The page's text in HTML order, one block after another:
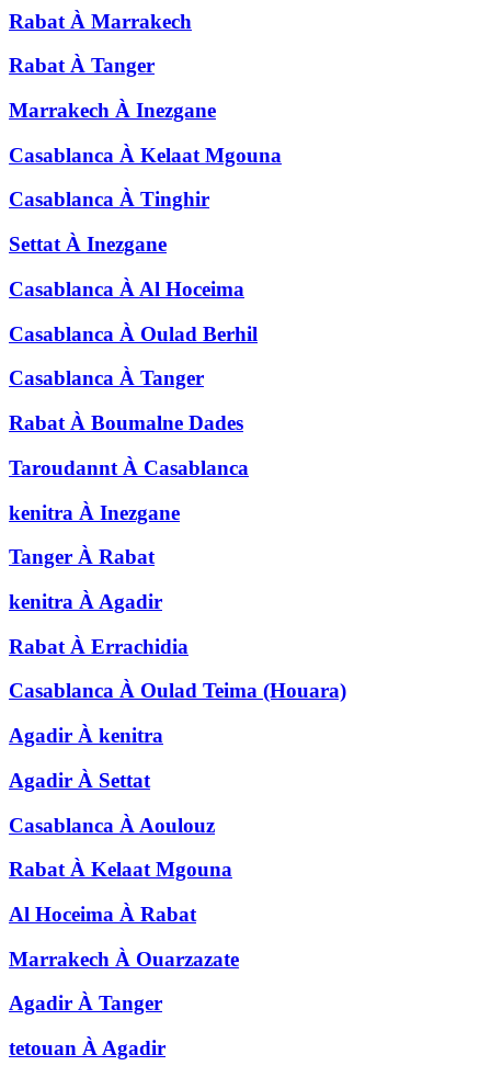
Rabat À Marrakech
Rabat À Tanger
Marrakech À Inezgane
Casablanca À Kelaat Mgouna
Casablanca À Tinghir
Settat À Inezgane
Casablanca À Al Hoceima
Casablanca À Oulad Berhil
Casablanca À Tanger
Rabat À Boumalne Dades
Taroudannt À Casablanca
kenitra À Inezgane
Tanger À Rabat
kenitra À Agadir
Rabat À Errachidia
Casablanca À Oulad Teima (Houara)
Agadir À kenitra
Agadir À Settat
Casablanca À Aoulouz
Rabat À Kelaat Mgouna
Al Hoceima À Rabat
Marrakech À Ouarzazate
Agadir À Tanger
tetouan À Agadir